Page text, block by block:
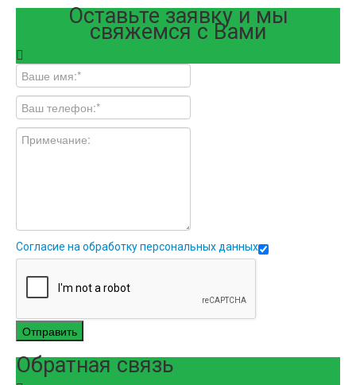
Оставьте заявку и мы
свяжемся с Вами
Согласие на обработку персональных данных
Отправить
Обратная связь